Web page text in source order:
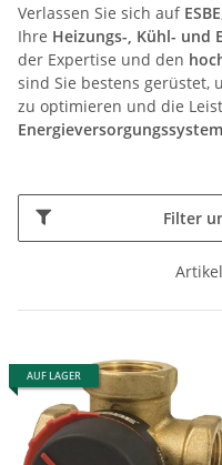
Verlassen Sie sich auf ESBE
Ihre Heizungs-, Kühl- und
der Expertise und den
sind Sie bestens gerüstet,
zu optimieren und die
Filter
AUF LAGER